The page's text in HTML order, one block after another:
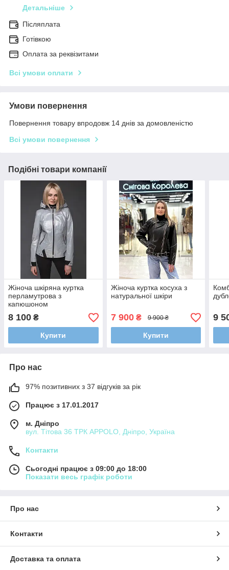
Детальніше
Післяплата
Готівкою
Оплата за реквізитами
Всі умови оплати
Умови повернення
Повернення товару впродовж 14 днів за домовленістю
Всі умови повернення
Подібні товари компанії
Жіноча шкіряна куртка
перламутрова з
капюшоном
8 100 ₴
Купити
Жіноча куртка косуха з
натуральної шкіри
7 900₴ 9 900 ₴
Купити
9
Про нас
97% позитивних з 37 відгуків за рік
Працює з 17.01.2017
м. Дніпро
вул. Тітова 36 ТРК APPOLO, Дніпро, Україна
Контакти
Сьогодні працює з 09:00 до 18:00
Показати весь графік роботи
Про нас
Контакти
Доставка та оплата